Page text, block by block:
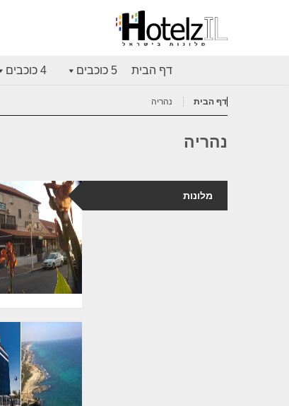
דף הבית 5 כוכבים 4 כוכבים
דף הבית נהריה
נהריה
מלונות